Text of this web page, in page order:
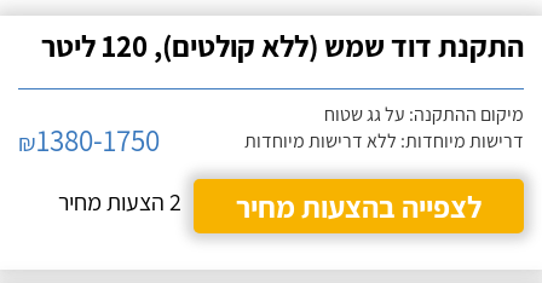
התקנת דוד שמש (ללא קולטים), 120 ליטר
מיקום ההתקנה: על גג שטוח
דרישות מיוחדות: ללא דרישות מיוחדות
₪1380-1750
לצפייה בהצעות מחיר
2 הצעות מחיר